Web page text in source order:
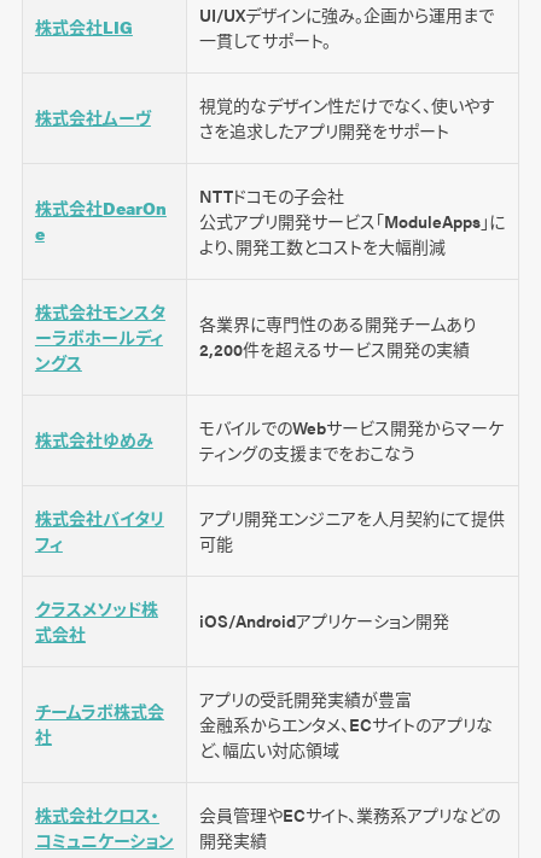
【重要】アプリ開発会社への依頼前に自社で決
めておくべき4つのこと
どの工程を依頼するか
実現したいことの整理
どのプラットフォームで展開するか
企業選びの比較ポイント
見積もりは複数社にとる
アプリ開発の費用・価格について
アプリ制作の発注から納品までの流れ
2. 要件定義
3. 外部設計・内部設計
5. テスト&リリース
株式会社LIG
UI/UXデザインに強み。企画から運用まで
一貫してサポート。
株式会社ムーヴ
視覚的なデザイン性だけでなく、使いやす
さを追求したアプリ開発をサポート
株式会社DearOn
e
NTTドコモの子会社
公式アプリ開発サービス「ModuleApps」に
より、開発工数とコストを大幅削減
株式会社モンスタ
ーラボホールディ
ングス
各業界に専門性のある開発チームあり
2,200件を超えるサービス開発の実績
株式会社ゆめみ
モバイルでのWebサービス開発からマーケ
ティングの支援までをおこなう
株式会社バイタリ
フィ
アプリ開発エンジニアを人月契約にて提供
可能
クラスメソッド株
式会社
iOS/Androidアプリケーション開発
チームラボ株式会
社
アプリの受託開発実績が豊富
金融系からエンタメ、ECサイトのアプリな
ど、幅広い対応領域
株式会社クロス・
コミュニケーション
会員管理やECサイト、業務系アプリなどの
開発実績